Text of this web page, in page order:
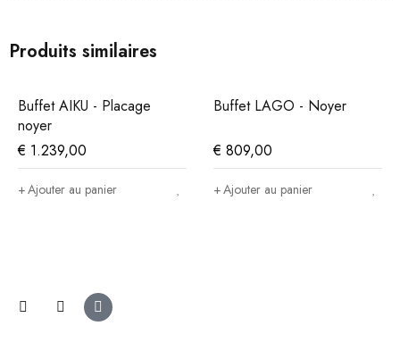
Produits similaires
Buffet AIKU - Placage
noyer
€ 1.239,00
Ajouter au panier
Buffet LAGO - Noyer
€ 809,00
Ajouter au panier